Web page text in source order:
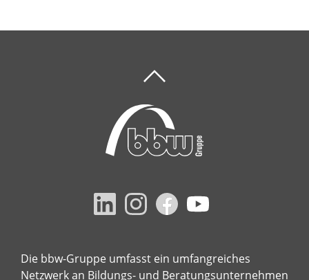
Die bbw-Gruppe umfasst ein umfangreiches
Netzwerk an Bildungs- und Beratungsunternehmen